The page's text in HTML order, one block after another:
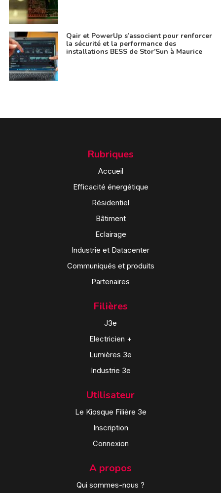
Qair et PowerUp s’associent pour renforcer
la sécurité et la performance des
installations BESS de Stor’Sun à Maurice
Rubriques
Accueil
Efficacité énergétique
Résidentiel
Bâtiment
Eclairage
Industrie et Datacenter
Communiqués et produits
Partenaires
Filières
J3e
Electricien +
Lumières 3e
Industrie 3e
Utilisateur
Le Kiosque Filière 3e
Inscription
Connexion
A propos
Qui sommes-nous ?